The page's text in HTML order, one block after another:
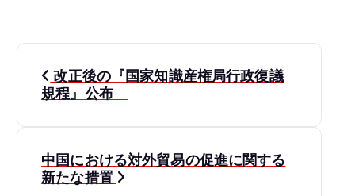
投
稿
ビ
改正後の『国家知識産権局行政復議
規程』公布
中国における対外貿易の促進に関する
新たな措置